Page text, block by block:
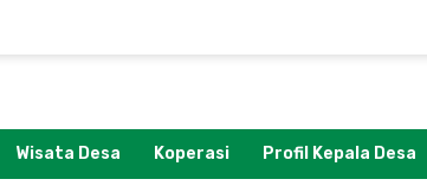
Wisata Desa Koperasi Profil Kepala Desa